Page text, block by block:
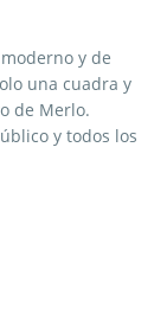
y de
una cuadra y
de Merlo.
y todos los
con excelente
hogar o